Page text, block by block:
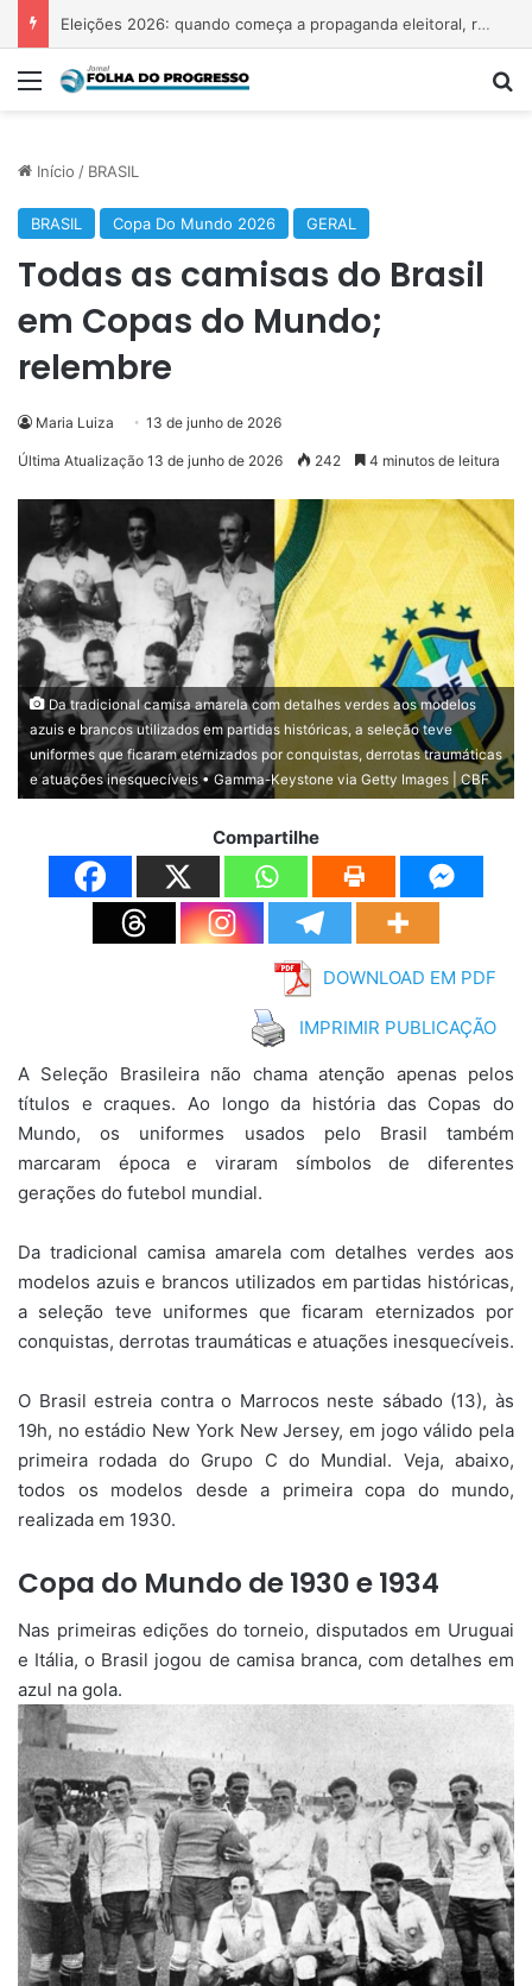
Irmãs denunciam tio que oferecia ‘morango do amor’ para cometer abusos
Menu
Início / BRASIL
BRASIL Copa Do Mundo 2026 GERAL
Todas as camisas do Brasil
em Copas do Mundo;
relembre
Maria Luiza 13 de junho de 2026
Última Atualização 13 de junho de 2026 242 4 minutos de leitura
Da tradicional camisa amarela com detalhes verdes aos modelos
azuis e brancos utilizados em partidas históricas, a seleção teve
uniformes que ficaram eternizados por conquistas, derrotas traumáticas
e atuações inesquecíveis • Gamma-Keystone via Getty Images | CBF
Compartilhe
DOWNLOAD EM PDF
IMPRIMIR PUBLICAÇÃO
A Seleção Brasileira não chama atenção apenas pelos
títulos e craques. Ao longo da história das Copas do
Mundo, os uniformes usados pelo Brasil também
marcaram época e viraram símbolos de diferentes
gerações do futebol mundial.
Da tradicional camisa amarela com detalhes verdes aos
modelos azuis e brancos utilizados em partidas históricas,
a seleção teve uniformes que ficaram eternizados por
conquistas, derrotas traumáticas e atuações inesquecíveis.
O Brasil estreia contra o Marrocos neste sábado (13), às
19h, no estádio New York New Jersey, em jogo válido pela
primeira rodada do Grupo C do Mundial. Veja, abaixo,
todos os modelos desde a primeira copa do mundo,
realizada em 1930.
Copa do Mundo de 1930 e 1934
Nas primeiras edições do torneio, disputados em Uruguai
e Itália, o Brasil jogou de camisa branca, com detalhes em
azul na gola.